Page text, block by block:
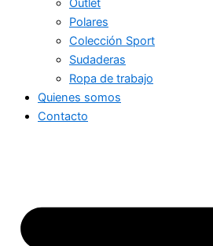
Outlet
Polares
Colección Sport
Sudaderas
Ropa de trabajo
Quienes somos
Contacto